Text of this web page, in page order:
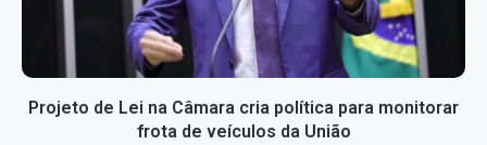
Projeto de Lei na Câmara cria política para monitorar
frota de veículos da União